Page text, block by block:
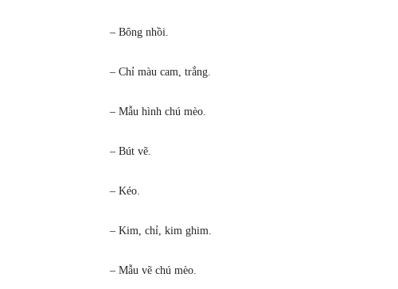
– Bông nhồi.
– Chỉ màu cam, trắng.
– Mẫu hình chú mèo.
– Bút vẽ.
– Kéo.
– Kim, chỉ, kim ghim.
– Mẫu vẽ chú mèo.